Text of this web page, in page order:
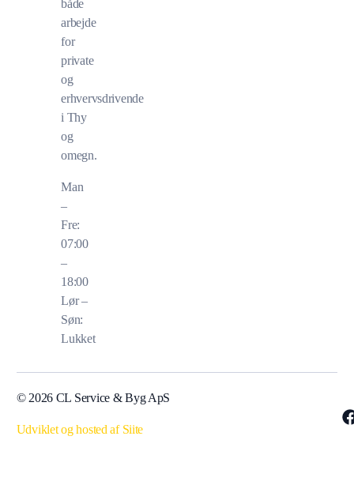
både
arbejde
for
private
og
erhvervsdrivende
i Thy
og
omegn.
Man
–
Fre:
07:00
–
18:00
Lør –
Søn:
Lukket
© 2026 CL Service & Byg ApS
Udviklet og hosted af Siite